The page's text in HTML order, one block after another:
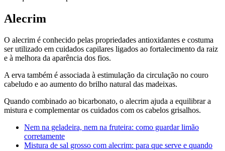
Alecrim
O alecrim é conhecido pelas propriedades antioxidantes e costuma
ser utilizado em cuidados capilares ligados ao fortalecimento da raiz
e à melhora da aparência dos fios.
A erva também é associada à estimulação da circulação no couro
cabeludo e ao aumento do brilho natural das madeixas.
Quando combinado ao bicarbonato, o alecrim ajuda a equilibrar a
mistura e complementar os cuidados com os cabelos grisalhos.
Nem na geladeira, nem na fruteira: como guardar limão
corretamente
Mistura de sal grosso com alecrim: para que serve e quando